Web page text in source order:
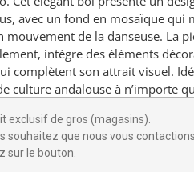
avec un fond en mosaïque qui
mouvement de la danseuse. La
intègre des éléments
complètent son attrait visuel.
culture andalouse à n’importe
exclusif de gros (magasins).
souhaitez que nous vous
sur le bouton.